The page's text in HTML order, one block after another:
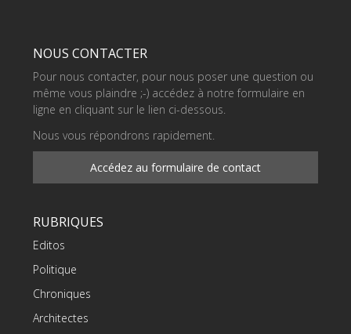
NOUS CONTACTER
Pour nous contacter, pour nous poser une question ou
même vous plaindre ;-) accédez à notre formulaire en
ligne en cliquant sur le lien ci-dessous.
Nous vous répondrons rapidement.
Accédez au formulaire de contact
RUBRIQUES
Editos
Politique
Chroniques
Architectes